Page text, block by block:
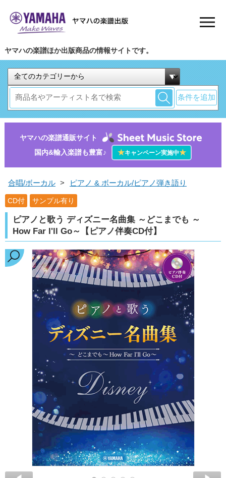
ヤマハの楽譜ほか出版商品の情報サイトです。
条件を追加
ヤマハの楽譜通販サイト
国内&輸入楽譜も豊富♪
★キャンペーン実施中★
合唱/ボーカル > ピアノ & ボーカル/ピアノ弾き語り
CD付 サンプル有り
ピアノと歌う ディズニー名曲集 ～どこまでも ～
How Far I'll Go～【ピアノ伴奏CD付】